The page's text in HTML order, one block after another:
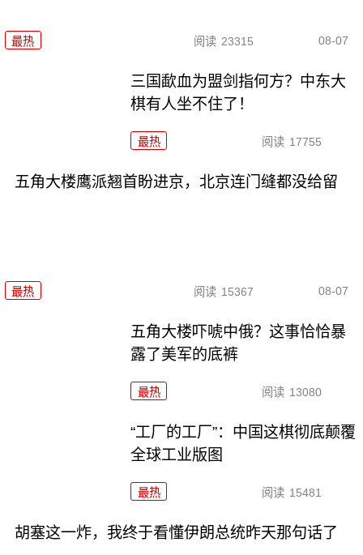
最热 阅读 23315 08-07
三国歃血为盟剑指何方？中东大
棋有人坐不住了！
最热 阅读 17755
五角大楼鹰派翘首盼进京，北京连门缝都没给留
最热 阅读 15367 08-07
五角大楼吓唬中俄？这事恰恰暴
露了美军的底裤
最热 阅读 13080
“工厂的工厂”：中国这棋彻底颠覆
全球工业版图
最热 阅读 15481
胡塞这一炸，我终于看懂伊朗总统昨天那句话了